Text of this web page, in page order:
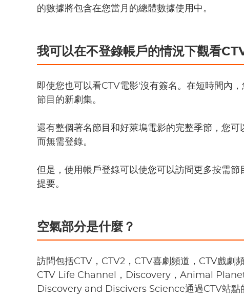
的數據將包含在您當月的總體數據使用中。
我可以在不登錄帳戶的情況下觀看
即使您也可以看CTV電影'沒有簽名。在短時間內
節目的新劇集。
還有整個著名節目和好萊塢電影的完整季節，您
而無需登錄。
但是，使用帳戶登錄可以使您可以訪問更多按需
提要。
空氣部分是什麼？
訪問包括CTV，CTV2，CTV喜劇頻道，CTV戲劇
CTV Life Channel，Discovery，Animal
Discovery and Discivers Science通過CTV站點